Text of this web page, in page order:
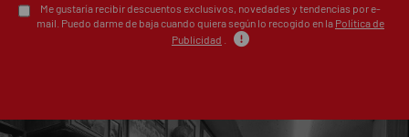
Me gustaría recibir descuentos exclusivos, novedades y tendencias por e-
mail. Puedo darme de baja cuando quiera según lo recogido en la Política de
Publicidad